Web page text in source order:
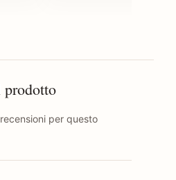
prodotto
per questo